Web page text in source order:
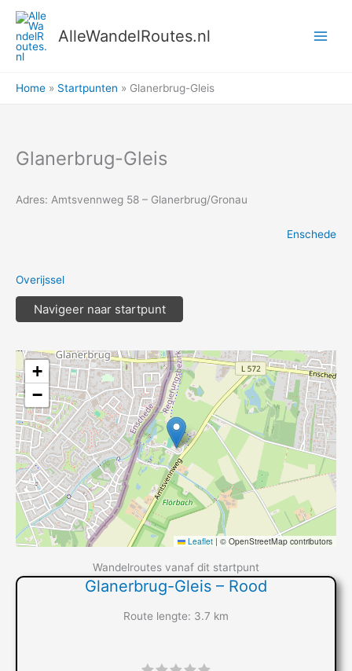
naar
inhoud
AlleWandelRoutes.nl
Home Startpunten Glanerbrug-Gleis
Glanerbrug-Gleis
Adres: Amtsvennweg 58 – Glanerbrug/Gronau
Enschede
Overijssel
Navigeer naar startpunt
+
−
Leaflet | © OpenStreetMap contributors
Wandelroutes vanaf dit startpunt
Glanerbrug-Gleis – Rood
Route lengte: 3.7 km